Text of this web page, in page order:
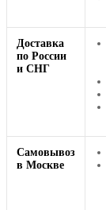
Доставка
по России
и СНГ
Самовывоз
в Москве